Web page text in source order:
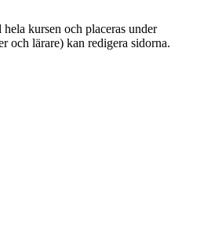
kursen och placeras under
och lärare) kan redigera sidorna.